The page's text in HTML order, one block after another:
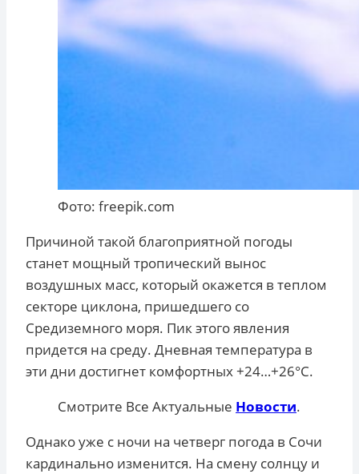
Фото: freepik.com
Причиной такой благоприятной погоды
станет мощный тропический вынос
воздушных масс, который окажется в теплом
секторе циклона, пришедшего со
Средиземного моря. Пик этого явления
придется на среду. Дневная температура в
эти дни достигнет комфортных +24…+26°С.
Смотрите Все Актуальные Новости.
Однако уже с ночи на четверг погода в Сочи
кардинально изменится. На смену солнцу и